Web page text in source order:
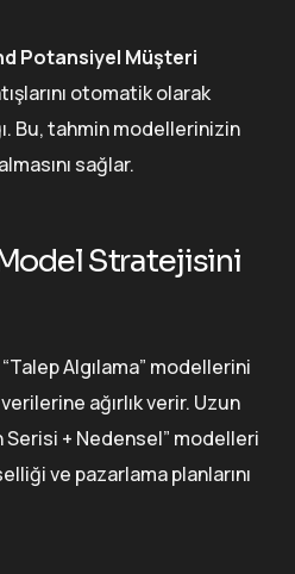
Potansiyel Müşteri
otomatik olarak
Bu, tahmin modellerinizin
sağlar.
Stratejisini
Algılama” modellerini
ağırlık verir. Uzun
Serisi + Nedensel” modelleri
ve pazarlama planlarını